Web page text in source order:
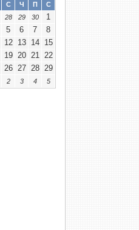
С Ч П
С
28 29 30 1
5 6 7 8
12 13 14 15
19 20 21 22
26 27 28 29
2 3 4 5